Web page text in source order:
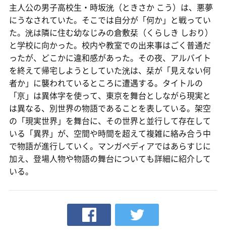
主人公の男子高校生・時坂洸（ときさか こう）は、悪夢
にうなされていた。そこでは自分が「何か」と戦ってい
た。洸は隣に住む幼なじみの倉敷栞（くらしき しおり）
と学校に向かった。校内や教室での出来事はごく普通だ
ったが、どこかに違和感があった。その夜、アルバイト
を終えて帰宅しようとしていた洸は、栞が「見えない何
者か」に襲われているところに遭遇する。タイトルの
「亰」は異体字を使って、東京を舞台としながら現実と
は異なる、別世界の物語であることを表している。架空
の「現実世界」を舞台に、その世界と並行して存在して
いる「異界」が、空間や時間を超えて複雑に絡み合う中
で物語が進行していく。マンガペディアではあらすじに
加え、登場人物や物語の舞台についても詳細に紹介して
いる。